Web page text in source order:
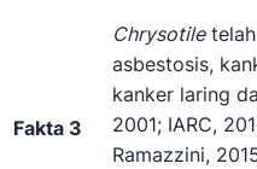
Fakta 3
Chrysotiletelah
asbestosis,
kanker laring
2001; IARC,
Ramazzini,